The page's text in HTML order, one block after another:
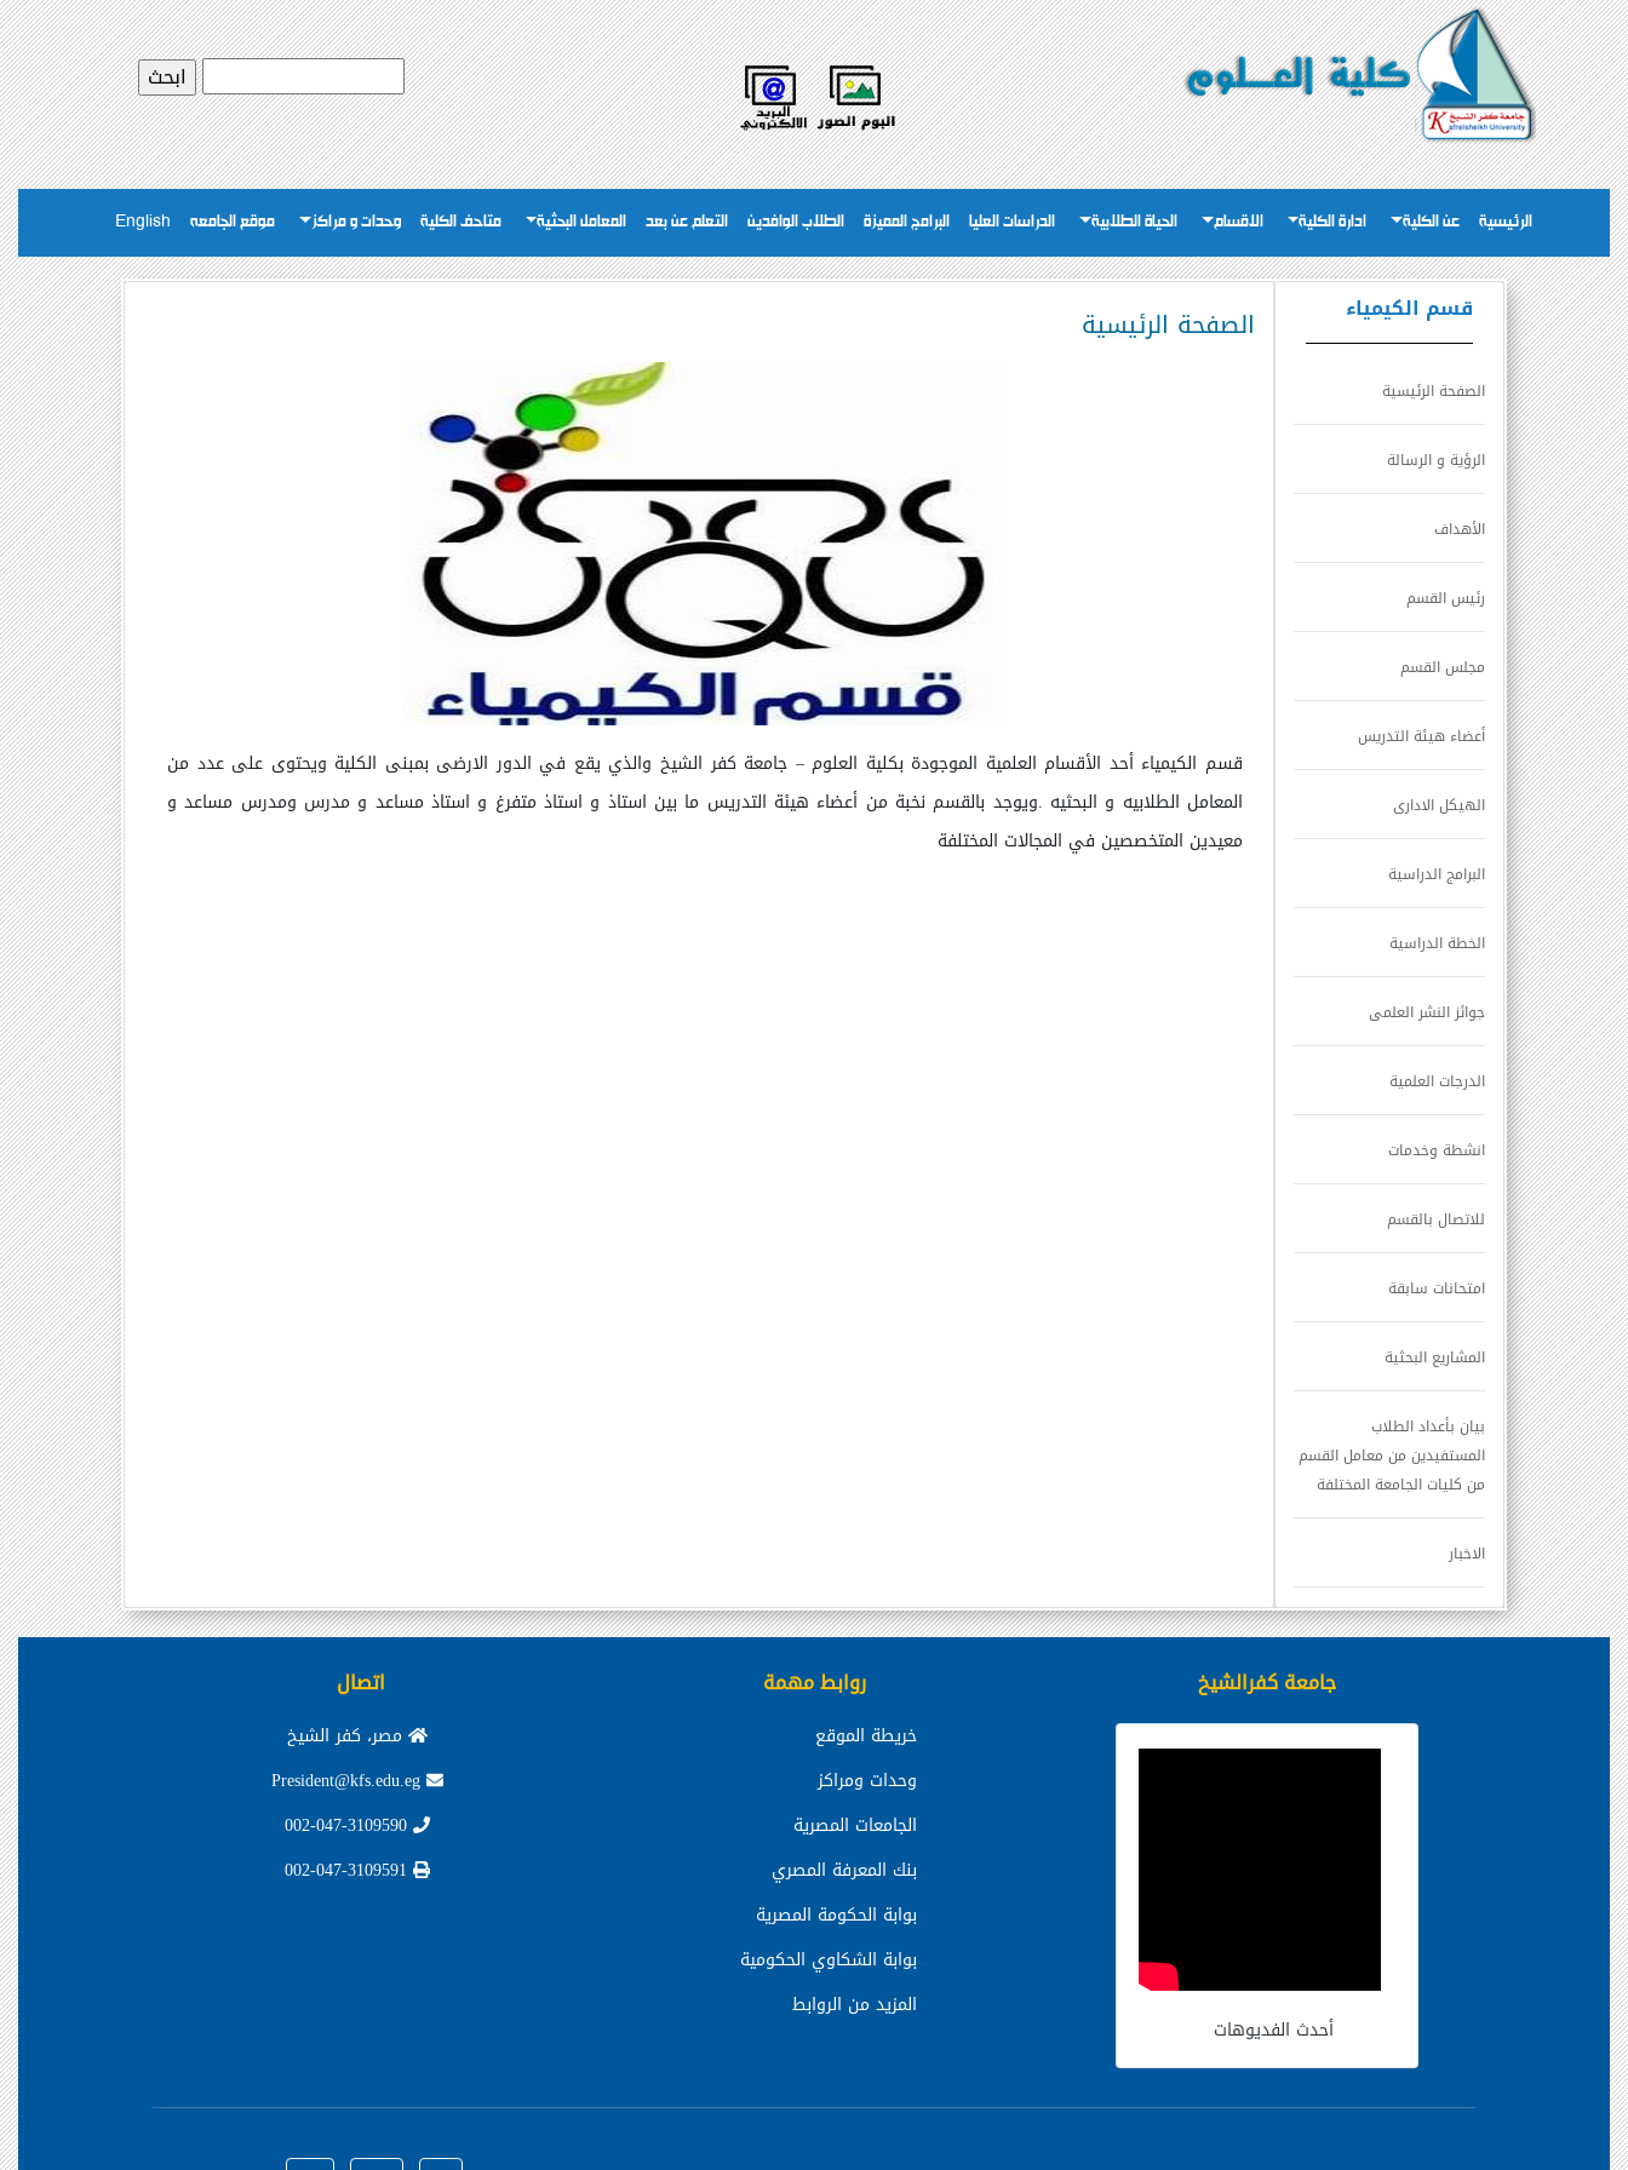
الرئيسية عن الكلية ادارة الكلية الاقسام الحياة الطلابية الدراسات العليا البرامج المميزة الطلاب الوافدين التعلم عن بعد المعامل البحثية متاحف الكلية وحدات و مراكز موقع الجامعه English
قسم الكيمياء
الصفحة الرئيسية
الرؤية و الرسالة
الأهداف
رئيس القسم
مجلس القسم
أعضاء هيئة التدريس
الهيكل الادارى
البرامج الدراسية
الخطة الدراسية
جوائز النشر العلمى
الدرجات العلمية
انشطة وخدمات
للاتصال بالقسم
امتحانات سابقة
المشاريع البحثية
بيان بأعداد الطلاب
المستفيدين من معامل القسم
من كليات الجامعة المختلفة
الاخبار
الصفحة الرئيسية
قسم الكيمياء أحد الأقسام العلمية الموجودة بكلية العلوم– جامعة كفر الشيخ والذي يقع في الدور الارضى بمبنى الكلية ويحتوى على عدد من
المعامل الطلابيه و البحثيه .ويوجد بالقسم نخبة من أعضاء هيئة التدريس ما بين استاذ و استاذ متفرغ و استاذ مساعد و مدرس ومدرس مساعد و
معيدين المتخصصين في المجالات المختلفة
جامعة كفرالشيخ
أحدث الفديوهات
روابط مهمة
خريطة الموقع
وحدات ومراكز
الجامعات المصرية
بنك المعرفة المصري
بوابة الحكومة المصرية
بوابة الشكاوي الحكومية
المزيد من الروابط
اتصال
مصر، كفر الشيخ